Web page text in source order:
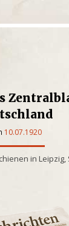
10.07.1920
in Leipzig,